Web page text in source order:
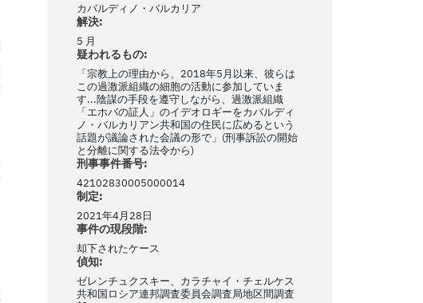
カバルディノ・バルカリア
解決:
5 月
疑われるもの:
「宗教上の理由から、2018年5月以来、彼らは
この過激派組織の細胞の活動に参加していま
す...陰謀の手段を遵守しながら、過激派組織
「エホバの証人」のイデオロギーをカバルディ
ノ・バルカリアン共和国の住民に広めるという
話題が議論された会議の形で」(刑事訴訟の開始
と分離に関する法令から)
刑事事件番号:
42102830005000014
制定:
2021年4月28日
事件の現段階:
却下されたケース
偵知:
ゼレンチュクスキー、カラチャイ・チェルケス
共和国ロシア連邦調査委員会調査局地区間調査